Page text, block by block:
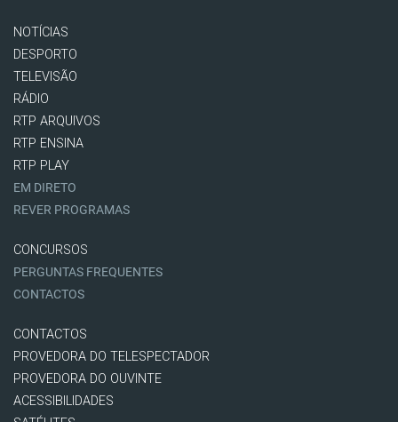
NOTÍCIAS
DESPORTO
TELEVISÃO
RÁDIO
RTP ARQUIVOS
RTP ENSINA
RTP PLAY
EM DIRETO
REVER PROGRAMAS
CONCURSOS
PERGUNTAS FREQUENTES
CONTACTOS
CONTACTOS
PROVEDORA DO TELESPECTADOR
PROVEDORA DO OUVINTE
ACESSIBILIDADES